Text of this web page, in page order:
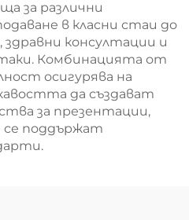
за различни
в класни стаи до
консултации и
Комбинацията от
осигурява на
да създават
за презентации,
поддържат